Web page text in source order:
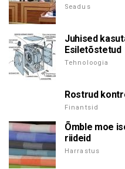
Seadus
Juhised
Esiletõstetud
Tehnoloogia
Rostrud
Finantsid
Õmble moe
riideid
Harrastus